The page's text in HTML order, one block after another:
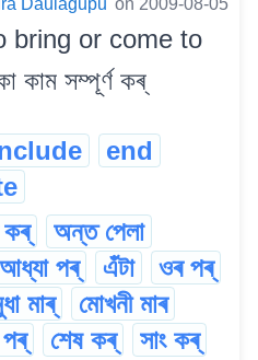
Daulagupu on 2009-08-05
bring or come to
কাম সম্পূৰ্ণ কৰ্
end
অন্ত পেলা
আধ্যা পৰ্ এঁটা
ওৰ পৰ্
মাৰ্
মোখনী মাৰ
শেষ কৰ্
সাং কৰ্